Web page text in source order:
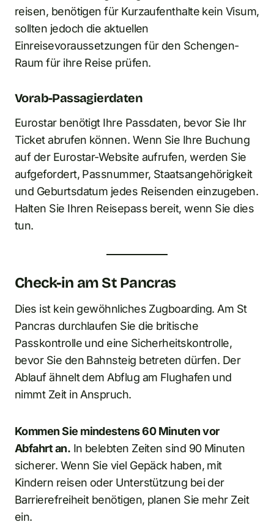
reisen, benötigen für Kurzaufenthalte kein Visum,
sollten jedoch die aktuellen
Einreisevoraussetzungen für den Schengen-
Raum für ihre Reise prüfen.
Vorab-Passagierdaten
Eurostar benötigt Ihre Passdaten, bevor Sie Ihr
Ticket abrufen können. Wenn Sie Ihre Buchung
auf der Eurostar-Website aufrufen, werden Sie
aufgefordert, Passnummer, Staatsangehörigkeit
und Geburtsdatum jedes Reisenden einzugeben.
Halten Sie Ihren Reisepass bereit, wenn Sie dies
tun.
Check-in am St Pancras
Dies ist kein gewöhnliches Zugboarding. Am St
Pancras durchlaufen Sie die britische
Passkontrolle und eine Sicherheitskontrolle,
bevor Sie den Bahnsteig betreten dürfen. Der
Ablauf ähnelt dem Abflug am Flughafen und
nimmt Zeit in Anspruch.
Kommen Sie mindestens 60 Minuten vor
Abfahrt an. In belebten Zeiten sind 90 Minuten
sicherer. Wenn Sie viel Gepäck haben, mit
Kindern reisen oder Unterstützung bei der
Barrierefreiheit benötigen, planen Sie mehr Zeit
ein.